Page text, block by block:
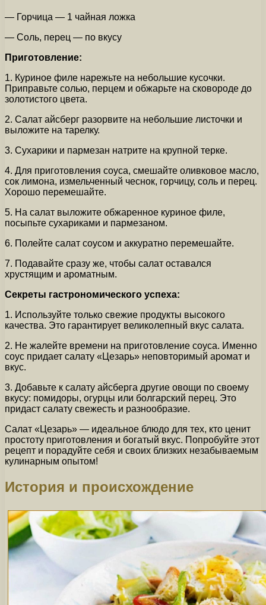
— Горчица — 1 чайная ложка
— Соль, перец — по вкусу
Приготовление:
1. Куриное филе нарежьте на небольшие кусочки.
Приправьте солью, перцем и обжарьте на сковороде до
золотистого цвета.
2. Салат айсберг разорвите на небольшие листочки и
выложите на тарелку.
3. Сухарики и пармезан натрите на крупной терке.
4. Для приготовления соуса, смешайте оливковое масло,
сок лимона, измельченный чеснок, горчицу, соль и перец.
Хорошо перемешайте.
5. На салат выложите обжаренное куриное филе,
посыпьте сухариками и пармезаном.
6. Полейте салат соусом и аккуратно перемешайте.
7. Подавайте сразу же, чтобы салат оставался
хрустящим и ароматным.
Секреты гастрономического успеха:
1. Используйте только свежие продукты высокого
качества. Это гарантирует великолепный вкус салата.
2. Не жалейте времени на приготовление соуса. Именно
соус придает салату «Цезарь» неповторимый аромат и
вкус.
3. Добавьте к салату айсберга другие овощи по своему
вкусу: помидоры, огурцы или болгарский перец. Это
придаст салату свежесть и разнообразие.
Салат «Цезарь» — идеальное блюдо для тех, кто ценит
простоту приготовления и богатый вкус. Попробуйте этот
рецепт и порадуйте себя и своих близких незабываемым
кулинарным опытом!
История и происхождение